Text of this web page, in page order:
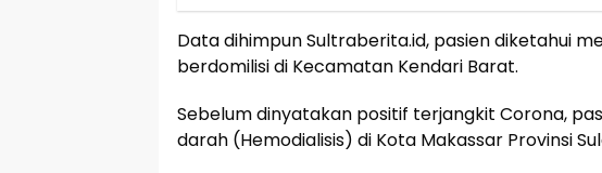
Data dihimpun Sultraberita.id, pasien diketahui
berdomilisi di Kecamatan Kendari Barat.
Sebelum dinyatakan positif terjangkit Corona,
darah (Hemodialisis) di Kota Makassar Provinsi